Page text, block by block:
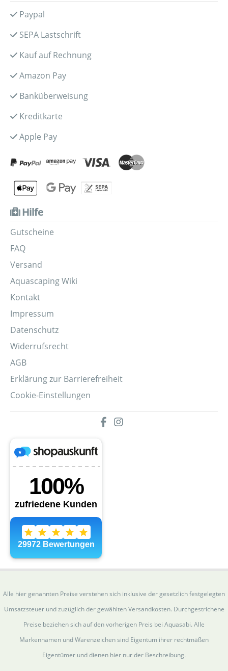
Paypal
SEPA Lastschrift
Kauf auf Rechnung
Amazon Pay
Banküberweisung
Kreditkarte
Apple Pay
Hilfe
Gutscheine
FAQ
Versand
Aquascaping Wiki
Kontakt
Impressum
Datenschutz
Widerrufsrecht
AGB
Erklärung zur Barrierefreiheit
Cookie-Einstellungen
Alle hier genannten Preise verstehen sich inklusive der gesetzlich festgelegten
Umsatzsteuer und zuzüglich der gewählten Versandkosten. Durchgestrichene
Preise beziehen sich auf den vorherigen Preis bei Aquasabi. Alle
Markennamen und Warenzeichen sind Eigentum ihrer rechtmäßen
Eigentümer und dienen hier nur der Beschreibung.